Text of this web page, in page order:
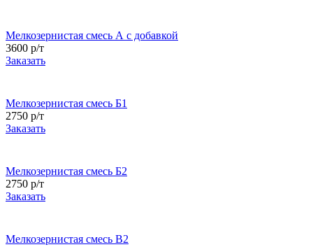
Мелкозернистая смесь А с добавкой
3600 р/т
Заказать
Мелкозернистая смесь Б1
2750 р/т
Заказать
Мелкозернистая смесь Б2
2750 р/т
Заказать
Мелкозернистая смесь В2